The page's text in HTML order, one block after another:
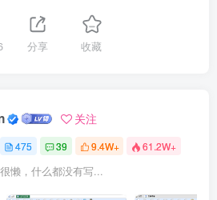
分享 收藏
关注
475 39 9.4W+ 61.2W+
懒，什么都没有写...